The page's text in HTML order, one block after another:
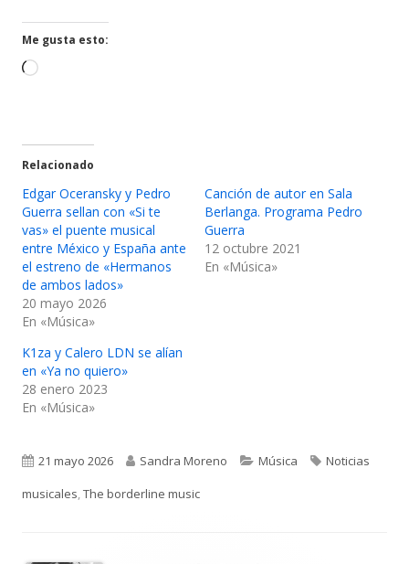
Me gusta esto:
Cargando...
Relacionado
Edgar Oceransky y Pedro
Guerra sellan con «Si te
vas» el puente musical
entre México y España ante
el estreno de «Hermanos
de ambos lados»
20 mayo 2026
En «Música»
Canción de autor en Sala
Berlanga. Programa Pedro
Guerra
12 octubre 2021
En «Música»
K1za y Calero LDN se alían
en «Ya no quiero»
28 enero 2023
En «Música»
Publicado
el
21 mayo 2026 Autor
Sandra Moreno Categorías
Música Etiquetas
Noticias
musicales,The borderline music